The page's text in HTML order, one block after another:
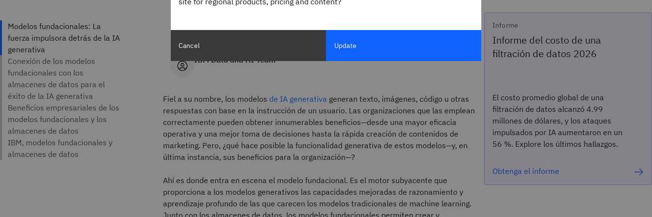
Autor
IBM Data and AI Team
Fiel a su nombre, los modelos de IA generativa generan texto, imágenes, código u otras
respuestas con base en la instrucción de un usuario. Las organizaciones que las emplean
correctamente pueden obtener innumerables beneficios—desde una mayor eficacia
operativa y una mejor toma de decisiones hasta la rápida creación de contenidos de
marketing. Pero, ¿qué hace posible la funcionalidad generativa de estos modelos—y, en
última instancia, sus beneficios para la organización—?
Ahí es donde entra en escena el modelo fundacional. Es el motor subyacente que
proporciona a los modelos generativos las capacidades mejoradas de razonamiento y
aprendizaje profundo de las que carecen los modelos tradicionales de machine learning.
Junto con los almacenes de datos, los modelos fundacionales permiten crear y
Informe
Informe del costo de una
filtración de datos 2026
El costo promedio global de una
filtración de datos alcanzó 4.99
millones de dólares, y los ataques
impulsados por IA aumentaron en un
56 %. Explore los últimos hallazgos.
Obtenga el informe
Cancel Update